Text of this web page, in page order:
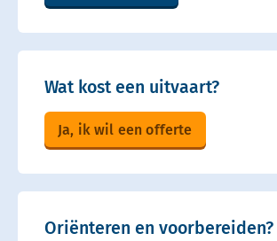
Wat kost een uitvaart?
Ja, ik wil een offerte
Oriënteren en voorbereiden?